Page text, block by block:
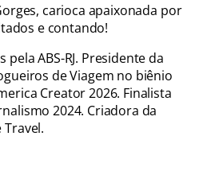
carioca apaixonada por
e contando!
ABS-RJ. Presidente da
de Viagem no biênio
Creator 2026. Finalista
2024. Criadora da